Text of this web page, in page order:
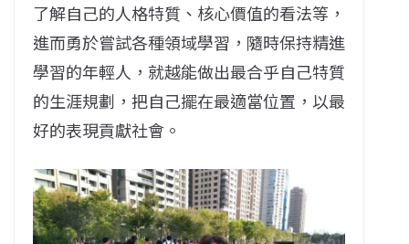
了解自己的人格特質、核心價值的看法等，
進而勇於嘗試各種領域學習，隨時保持精進
學習的年輕人，就越能做出最合乎自己特質
的生涯規劃，把自己擺在最適當位置，以最
好的表現貢獻社會。